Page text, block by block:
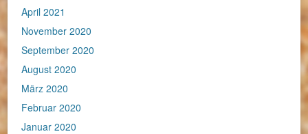
April 2021
November 2020
September 2020
August 2020
März 2020
Februar 2020
Januar 2020